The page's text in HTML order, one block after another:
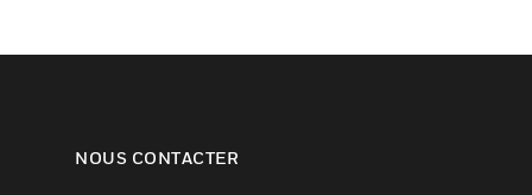
NOUS CONTACTER